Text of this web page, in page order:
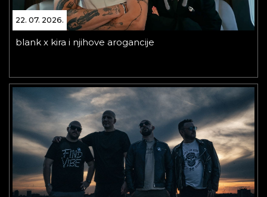
22. 07. 2026.
blank x kira i njihove arogancije